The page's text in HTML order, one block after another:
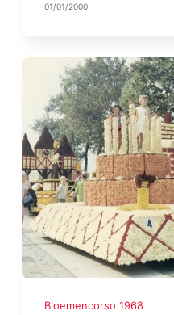
01/01/2000
Bloemencorso 1968